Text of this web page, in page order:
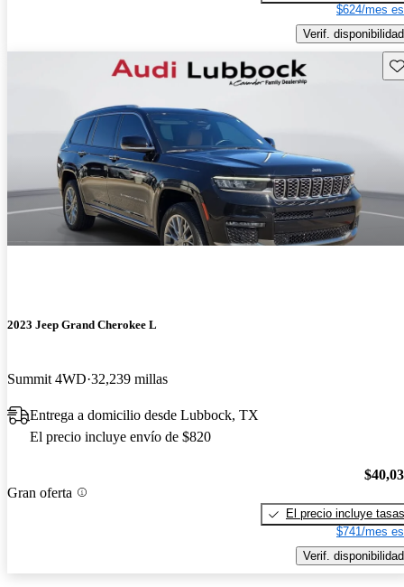
$624/mes
Verif. disponibilidad
2023 Jeep Grand Cherokee L
Summit 4WD 32,239 millas
Entrega a domicilio desde Lubbock, TX
El precio incluye envío de $820
Gran oferta
El precio incluye tasas
$741/mes
Verif. disponibilidad